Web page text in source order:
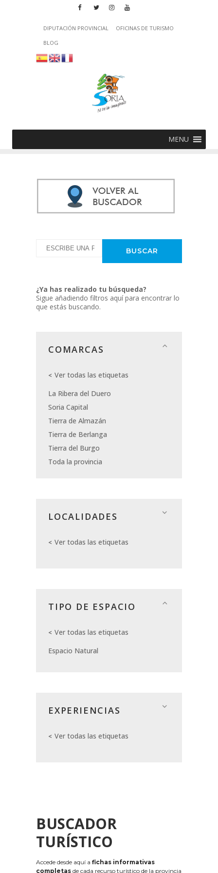
DIPUTACIÓN PROVINCIAL
OFICINAS DE TURISMO
BLOG
MENU
¿Ya has realizado tu búsqueda?
Sigue añadiendo filtros aquí para encontrar lo
que estás buscando.
COMARCAS
Ver todas las etiquetas
La Ribera del Duero
Soria Capital
Tierra de Almazán
Tierra de Berlanga
Tierra del Burgo
Toda la provincia
LOCALIDADES
Ver todas las etiquetas
TIPO DE ESPACIO
Ver todas las etiquetas
Espacio Natural
EXPERIENCIAS
Ver todas las etiquetas
BUSCADOR
TURÍSTICO
Accede desde aquí a fichas informativas
completas de cada recurso turístico de la provincia